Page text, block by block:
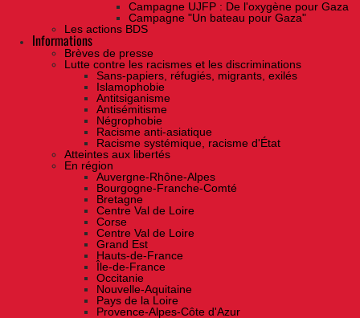
Campagne UJFP : De l'oxygène pour Gaza
Campagne "Un bateau pour Gaza"
Les actions BDS
Informations
Brèves de presse
Lutte contre les racismes et les discriminations
Sans-papiers, réfugiés, migrants, exilés
Islamophobie
Antitsiganisme
Antisémitisme
Négrophobie
Racisme anti-asiatique
Racisme systémique, racisme d'État
Atteintes aux libertés
En région
Auvergne-Rhône-Alpes
Bourgogne-Franche-Comté
Bretagne
Centre Val de Loire
Corse
Centre Val de Loire
Grand Est
Hauts-de-France
Île-de-France
Occitanie
Nouvelle-Aquitaine
Pays de la Loire
Provence-Alpes-Côte d'Azur